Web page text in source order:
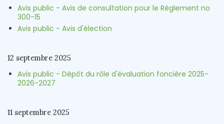
Avis public - Avis de consultation pour le Règlement no
300-15
Avis public - Avis d'élection
12 septembre 2025
Avis public - Dépôt du rôle d'évaluation foncière 2025-
2026-2027
11 septembre 2025